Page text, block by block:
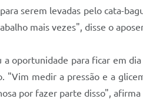
serem levadas pelo cata-
mais vezes", disse o
oportunidade para ficar em
medir a pressão e a
por fazer parte disso",